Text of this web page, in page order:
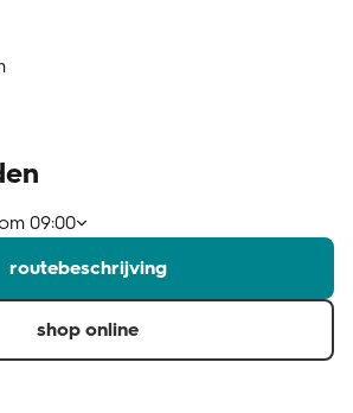
09:00
routebeschrijving
shop online